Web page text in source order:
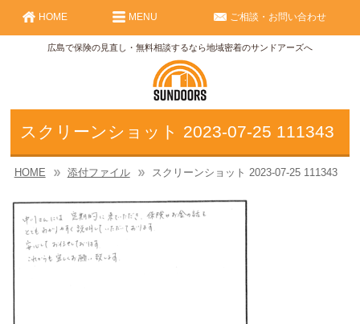
広島で保険の見直し・無料相談するなら地域密着のサンドアーズへ
HOME ご相談・お問い合わせ
MENU
スクリーンショット 2023-07-25 111343
HOME 添付ファイル スクリーンショット 2023-07-25 111343